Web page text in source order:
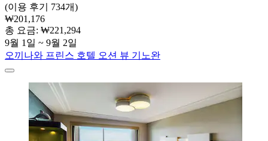
(이용 후기 734개)
₩201,176
총 요금: ₩221,294
9월 1일 ~ 9월 2일
오끼나와 프린스 호텔 오션 뷰 기노완